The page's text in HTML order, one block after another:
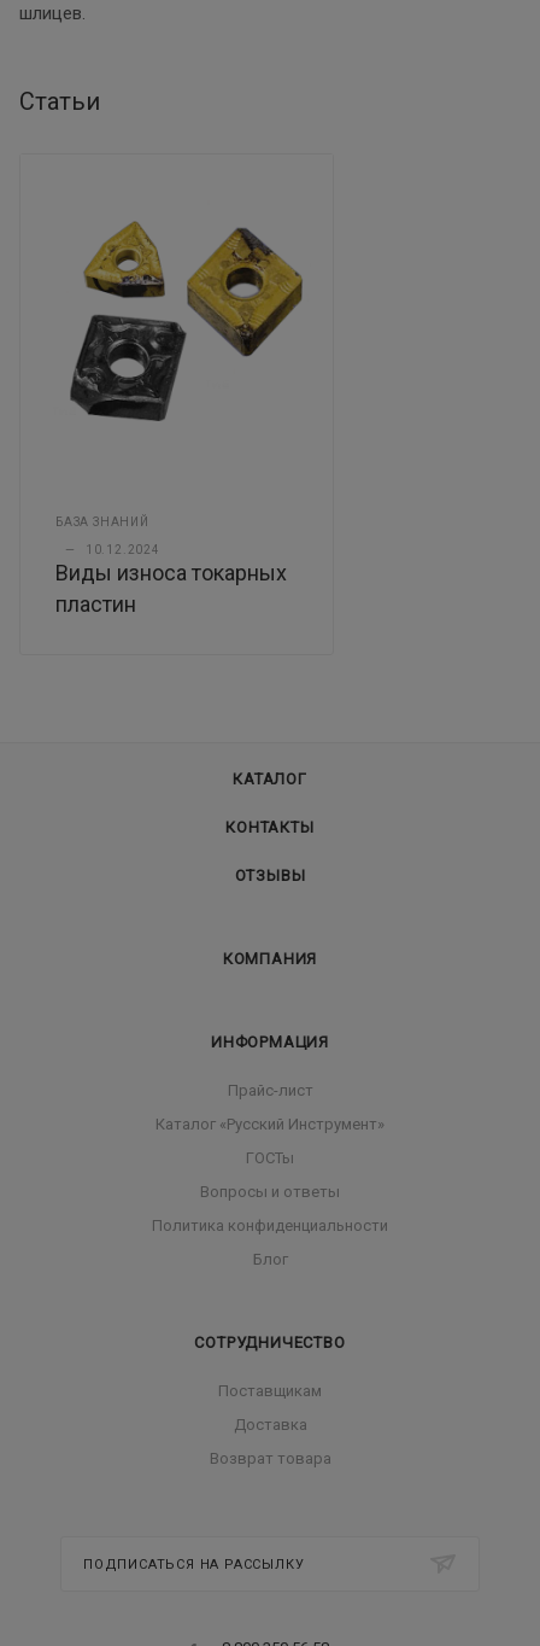
шлицев.
Статьи
БАЗА ЗНАНИЙ
— 10.12.2024
Виды износа токарных
пластин
КАТАЛОГ
КОНТАКТЫ
ОТЗЫВЫ
КОМПАНИЯ
ИНФОРМАЦИЯ
Прайс-лист
Каталог «Русский Инструмент»
ГОСТы
Вопросы и ответы
Политика конфиденциальности
Блог
СОТРУДНИЧЕСТВО
Поставщикам
Доставка
Возврат товара
ПОДПИСАТЬСЯ НА РАССЫЛКУ